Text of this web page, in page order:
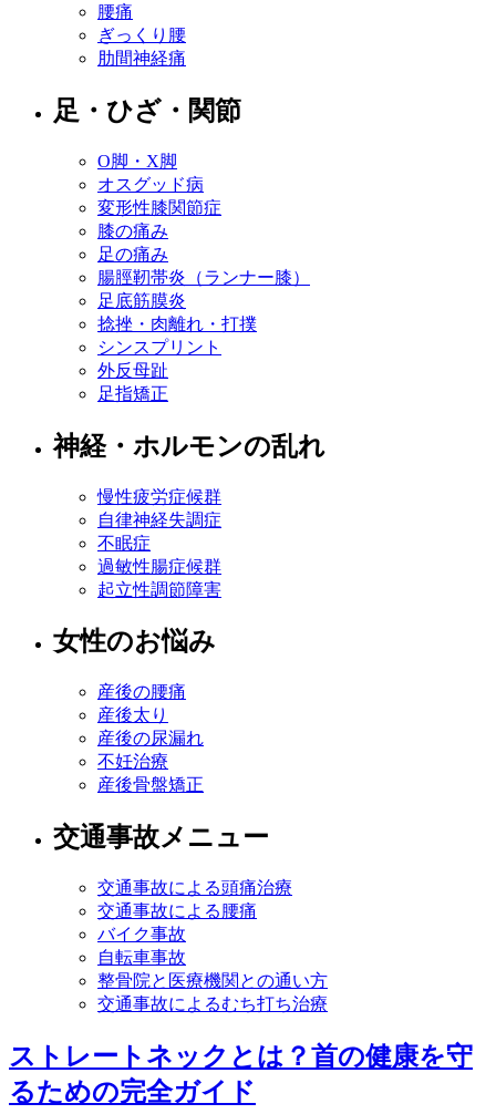
腰痛
ぎっくり腰
肋間神経痛
足・ひざ・関節
O脚・X脚
オスグッド病
変形性膝関節症
膝の痛み
足の痛み
腸脛靭帯炎（ランナー膝）
足底筋膜炎
捻挫・肉離れ・打撲
シンスプリント
外反母趾
足指矯正
神経・ホルモンの乱れ
慢性疲労症候群
自律神経失調症
不眠症
過敏性腸症候群
起立性調節障害
女性のお悩み
産後の腰痛
産後太り
産後の尿漏れ
不妊治療
産後骨盤矯正
交通事故メニュー
交通事故による頭痛治療
交通事故による腰痛
バイク事故
自転車事故
整骨院と医療機関との通い方
交通事故によるむち打ち治療
ストレートネックとは？首の健康を守
るための完全ガイド